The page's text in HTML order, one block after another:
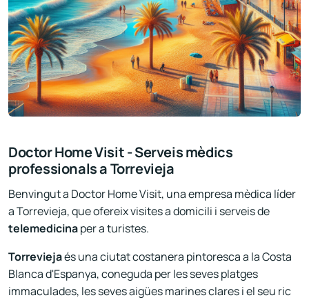
Doctor Home Visit - Serveis mèdics
professionals a Torrevieja
Benvingut a Doctor Home Visit, una empresa mèdica líder
a Torrevieja, que ofereix visites a domicili i serveis de
telemedicinaper a turistes.
Torreviejaés una ciutat costanera pintoresca a la Costa
Blanca d'Espanya, coneguda per les seves platges
immaculades, les seves aigües marines clares i el seu ric